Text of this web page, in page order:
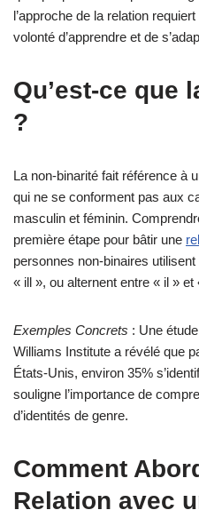
l’approche de la relation
volonté d’apprendre et de
Qu’est-ce que
?
La non-binarité fait référence à
qui ne se conforment pas aux
masculin et féminin.
première étape pour bâtir une
personnes non-binaires
« ill », ou alternent entre « il » et
Exemples Concrets : Une
Williams Institute a révélé que
États-Unis, environ 35%
souligne l’importance de
d’identités de genre.
Comment
Relation avec